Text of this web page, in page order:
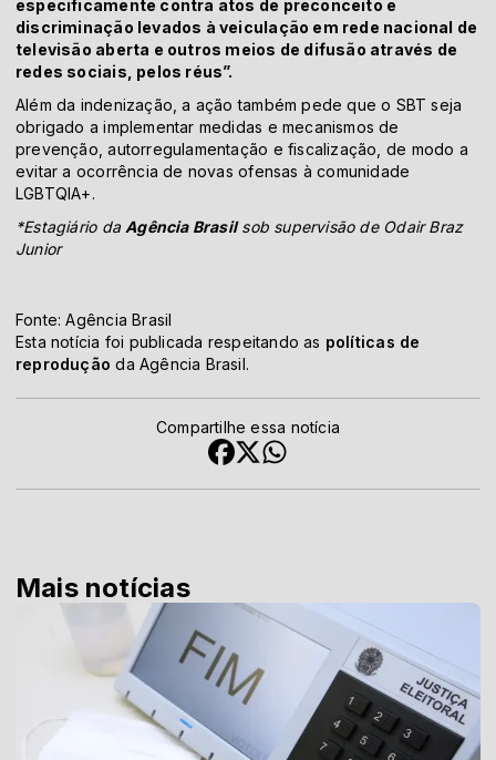
especificamente contra atos de preconceito e
discriminação levados à veiculação em rede nacional de
televisão aberta e outros meios de difusão através de
redes sociais, pelos réus”.
Além da indenização, a ação também pede que o SBT seja
obrigado a implementar medidas e mecanismos de
prevenção, autorregulamentação e fiscalização, de modo a
evitar a ocorrência de novas ofensas à comunidade
LGBTQIA+.
*Estagiário da Agência Brasilsob supervisão de Odair Braz
Junior
Fonte: Agência Brasil
Esta notícia foi publicada respeitando as políticas de
reprodução da Agência Brasil.
Compartilhe essa notícia
Mais notícias